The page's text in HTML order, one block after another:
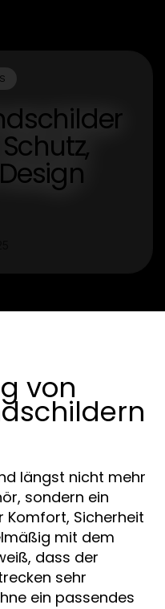
von
längst nicht mehr
sondern ein
Komfort, Sicherheit
mit dem
dass der
sehr
ein passendes